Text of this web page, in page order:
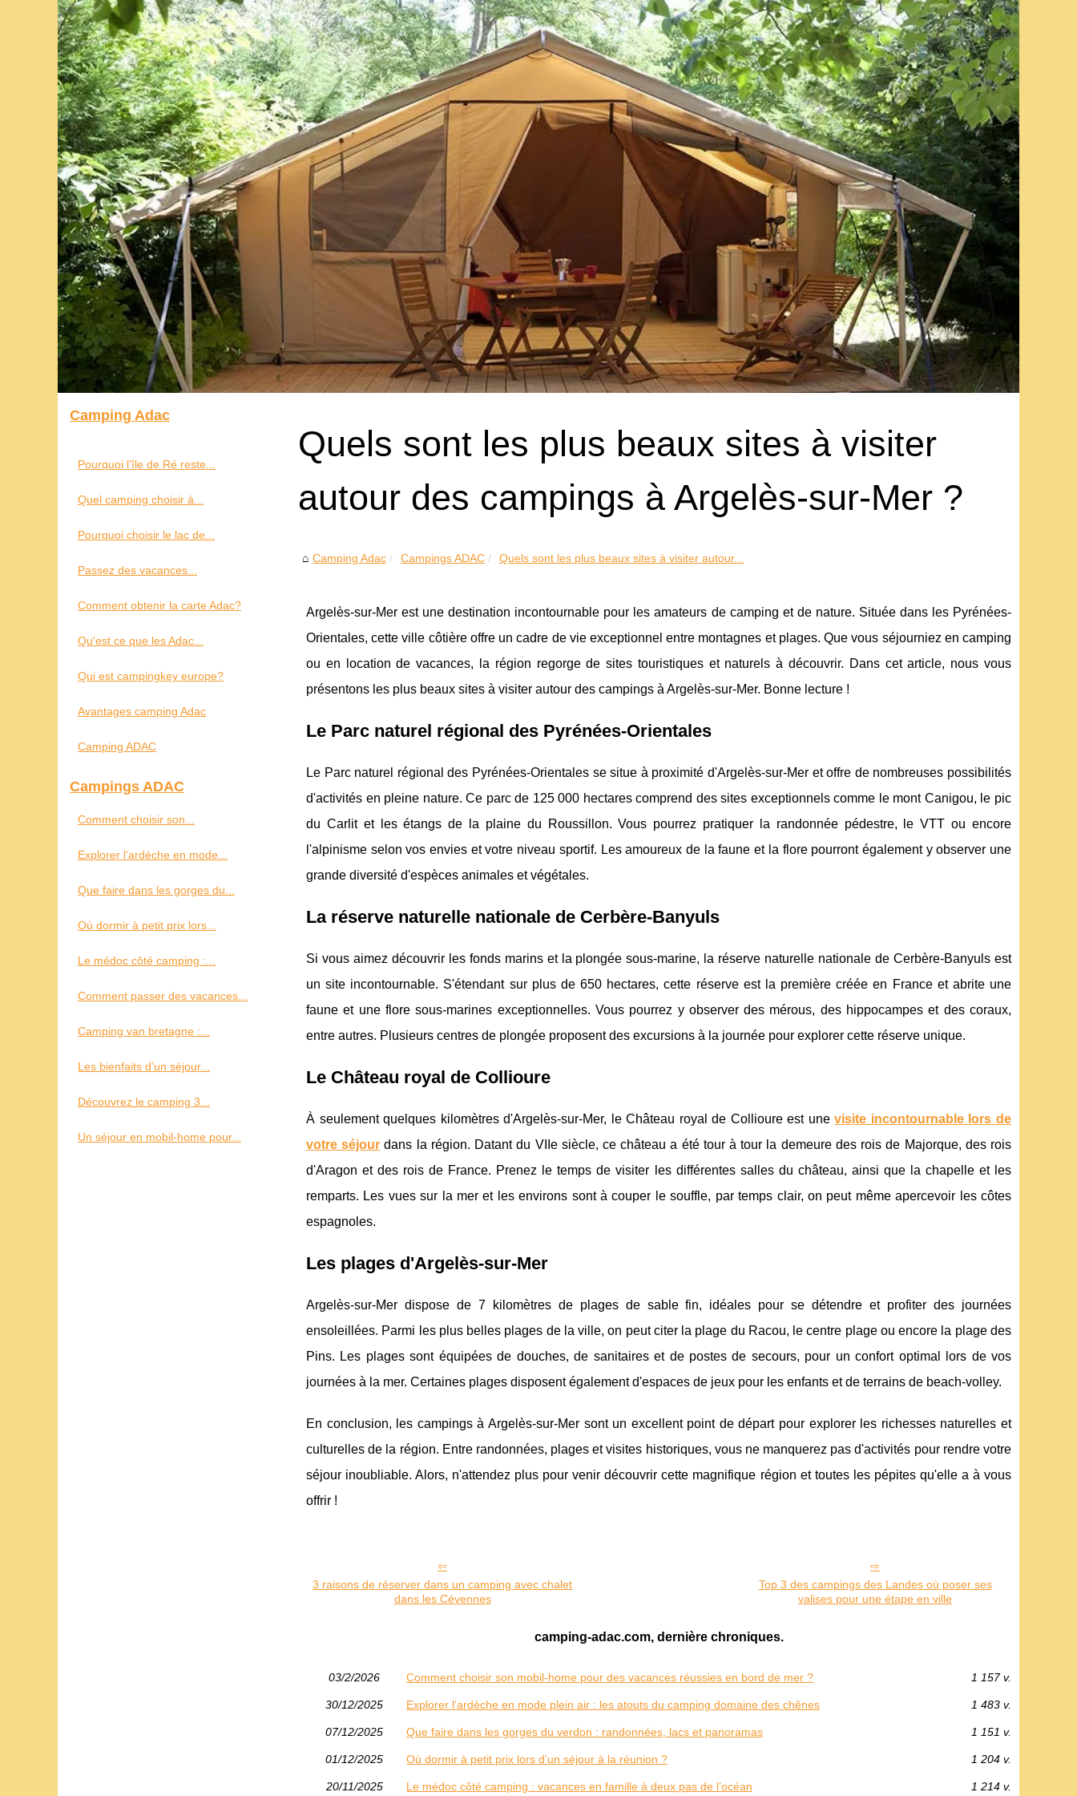
Quels sont les plus beaux sites à visiter
autour des campings à Argelès-sur-Mer ?
Camping Adac Campings ADAC Quels sont les plus beaux sites à visiter autour...
Argelès-sur-Mer est une destination incontournable pour les amateurs de camping et de nature. Située dans les Pyrénées-
Orientales, cette ville côtière offre un cadre de vie exceptionnel entre montagnes et plages. Que vous séjourniez en camping
ou en location de vacances, la région regorge de sites touristiques et naturels à découvrir. Dans cet article, nous vous
présentons les plus beaux sites à visiter autour des campings à Argelès-sur-Mer. Bonne lecture !
Le Parc naturel régional des Pyrénées-Orientales
Le Parc naturel régional des Pyrénées-Orientales se situe à proximité d'Argelès-sur-Mer et offre de nombreuses possibilités
d'activités en pleine nature. Ce parc de 125 000 hectares comprend des sites exceptionnels comme le mont Canigou, le pic
du Carlit et les étangs de la plaine du Roussillon. Vous pourrez pratiquer la randonnée pédestre, le VTT ou encore
l'alpinisme selon vos envies et votre niveau sportif. Les amoureux de la faune et la flore pourront également y observer une
grande diversité d'espèces animales et végétales.
La réserve naturelle nationale de Cerbère-Banyuls
Si vous aimez découvrir les fonds marins et la plongée sous-marine, la réserve naturelle nationale de Cerbère-Banyuls est
un site incontournable. S'étendant sur plus de 650 hectares, cette réserve est la première créée en France et abrite une
faune et une flore sous-marines exceptionnelles. Vous pourrez y observer des mérous, des hippocampes et des coraux,
entre autres. Plusieurs centres de plongée proposent des excursions à la journée pour explorer cette réserve unique.
Le Château royal de Collioure
À seulement quelques kilomètres d'Argelès-sur-Mer, le Château royal de Collioure est unevisite incontournable lors de
votre séjour dans la région. Datant du VIIe siècle, ce château a été tour à tour la demeure des rois de Majorque, des rois
d'Aragon et des rois de France. Prenez le temps de visiter les différentes salles du château, ainsi que la chapelle et les
remparts. Les vues sur la mer et les environs sont à couper le souffle, par temps clair, on peut même apercevoir les côtes
espagnoles.
Les plages d'Argelès-sur-Mer
Argelès-sur-Mer dispose de 7 kilomètres de plages de sable fin, idéales pour se détendre et profiter des journées
ensoleillées. Parmi les plus belles plages de la ville, on peut citer la plage du Racou, le centre plage ou encore la plage des
Pins. Les plages sont équipées de douches, de sanitaires et de postes de secours, pour un confort optimal lors de vos
journées à la mer. Certaines plages disposent également d'espaces de jeux pour les enfants et de terrains de beach-volley.
En conclusion, les campings à Argelès-sur-Mer sont un excellent point de départ pour explorer les richesses naturelles et
culturelles de la région. Entre randonnées, plages et visites historiques, vous ne manquerez pas d'activités pour rendre votre
séjour inoubliable. Alors, n'attendez plus pour venir découvrir cette magnifique région et toutes les pépites qu'elle a à vous
offrir !
3 raisons de réserver dans un camping avec chalet
dans les Cévennes
Top 3 des campings des Landes où poser ses
valises pour une étape en ville
camping-adac.com, dernière chroniques.
03/2/2026 Comment choisir son mobil-home pour des vacances réussies en bord de mer ? 1 157 v.
30/12/2025 Explorer l’ardèche en mode plein air : les atouts du camping domaine des chênes 1 483 v.
07/12/2025 Que faire dans les gorges du verdon : randonnées, lacs et panoramas 1 151 v.
01/12/2025 Où dormir à petit prix lors d’un séjour à la réunion ? 1 204 v.
20/11/2025 Le médoc côté camping : vacances en famille à deux pas de l’océan 1 214 v.
Camping Adac
Pourquoi l'île de Ré reste...
Quel camping choisir à...
Pourquoi choisir le lac de...
Passez des vacances...
Comment obtenir la carte Adac?
Qu'est ce que les Adac...
Qui est campingkey europe?
Avantages camping Adac
Camping ADAC
Campings ADAC
Comment choisir son...
Explorer l’ardèche en mode...
Que faire dans les gorges du...
Où dormir à petit prix lors...
Le médoc côté camping :...
Comment passer des vacances...
Camping van bretagne :...
Les bienfaits d’un séjour...
Découvrez le camping 3...
Un séjour en mobil-home pour...